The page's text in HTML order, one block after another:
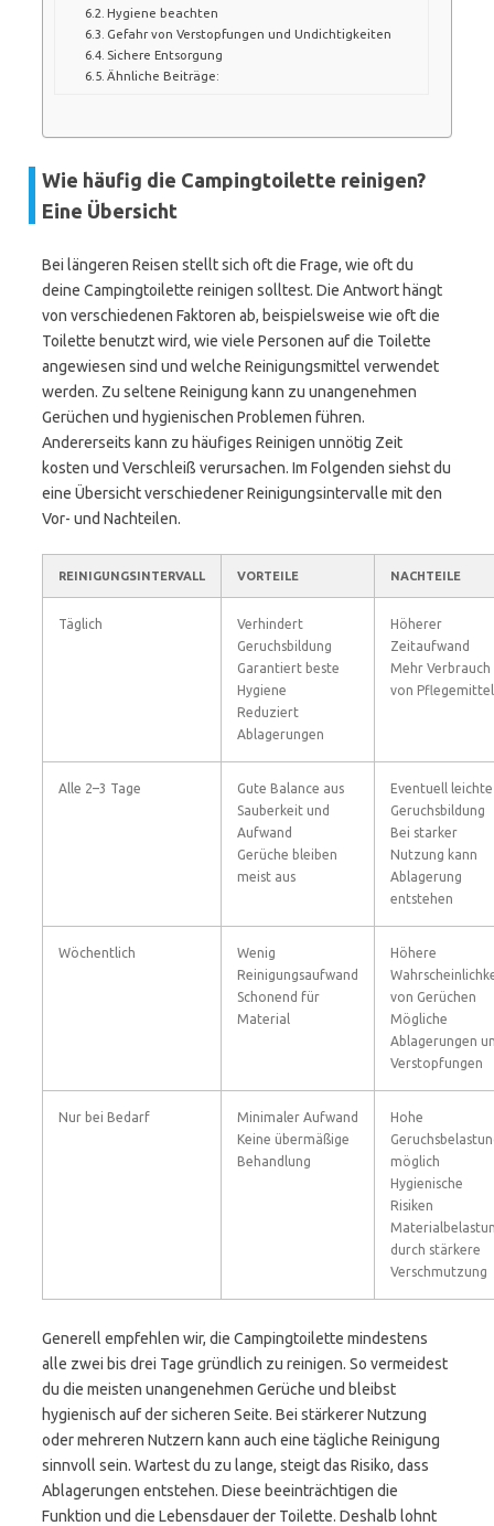
Hygiene beachten
Gefahr von Verstopfungen und Undichtigkeiten
Sichere Entsorgung
Ähnliche Beiträge:
Wie häufig die Campingtoilette reinigen?
Eine Übersicht
Bei längeren Reisen stellt sich oft die Frage, wie oft du
deine Campingtoilette reinigen solltest. Die Antwort hängt
von verschiedenen Faktoren ab, beispielsweise wie oft die
Toilette benutzt wird, wie viele Personen auf die Toilette
angewiesen sind und welche Reinigungsmittel verwendet
werden. Zu seltene Reinigung kann zu unangenehmen
Gerüchen und hygienischen Problemen führen.
Andererseits kann zu häufiges Reinigen unnötig Zeit
kosten und Verschleiß verursachen. Im Folgenden siehst du
eine Übersicht verschiedener Reinigungsintervalle mit den
Vor- und Nachteilen.
REINIGUNGSINTERVALL VORTEILE NACHTEILE
Täglich
Verhindert
Geruchsbildung
Garantiert beste
Hygiene
Reduziert
Ablagerungen
Höherer
Zeitaufwand
Mehr Verbrauch
von
Alle 2–3 Tage
Gute Balance aus
Sauberkeit und
Aufwand
Gerüche bleiben
meist aus
Eventuell leichte
Geruchsbildung
Bei starker
Nutzung kann
Ablagerung
entstehen
Wöchentlich
Wenig
Reinigungsaufwand
Schonend für
Material
Höhere
von Gerüchen
Mögliche
Ablagerungen
Verstopfungen
Nur bei Bedarf
Minimaler Aufwand
Keine übermäßige
Behandlung
Hohe
möglich
Hygienische
Risiken
durch stärkere
Verschmutzung
Generell empfehlen wir, die Campingtoilette mindestens
alle zwei bis drei Tage gründlich zu reinigen. So vermeidest
du die meisten unangenehmen Gerüche und bleibst
hygienisch auf der sicheren Seite. Bei stärkerer Nutzung
oder mehreren Nutzern kann auch eine tägliche Reinigung
sinnvoll sein. Wartest du zu lange, steigt das Risiko, dass
Ablagerungen entstehen. Diese beeinträchtigen die
Funktion und die Lebensdauer der Toilette. Deshalb lohnt